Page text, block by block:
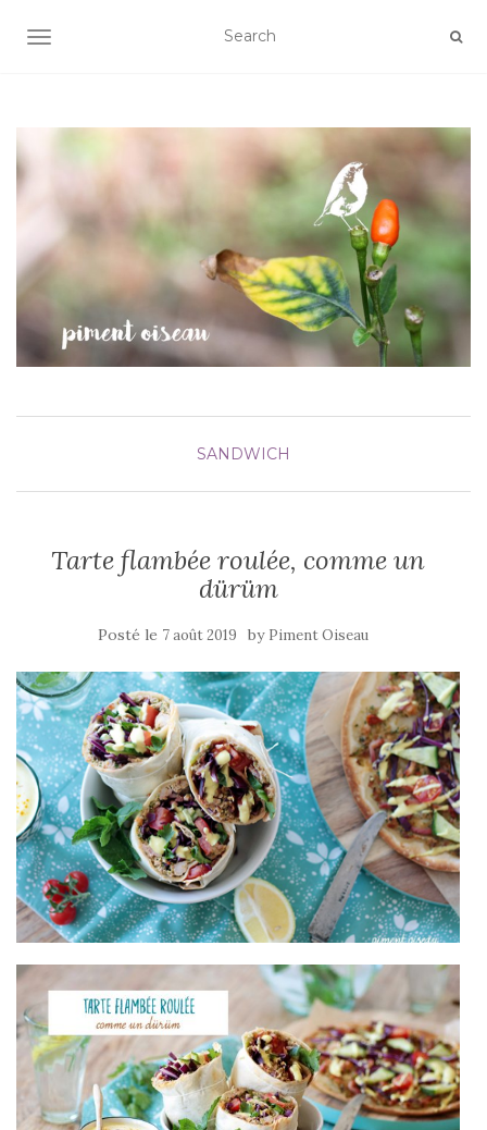
AFFICHER/MASQUER LA NAVIGATION
SANDWICH
Tarte flambée roulée, comme un
dürüm
Posté le 7 août 2019 by Piment Oiseau